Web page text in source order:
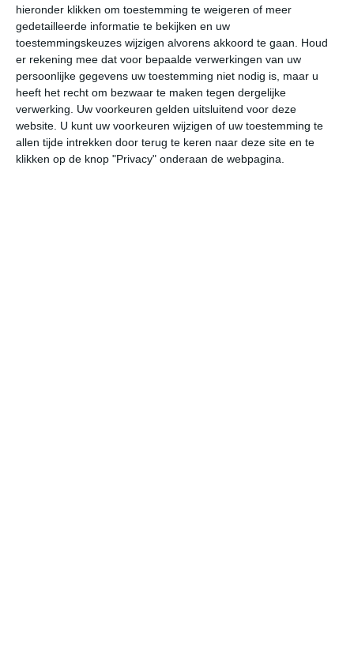
hieronder klikken om toestemming te weigeren of meer
gedetailleerde informatie te bekijken en uw
toestemmingskeuzes wijzigen alvorens akkoord te gaan.
Houd
er rekening mee dat voor bepaalde verwerkingen van uw
persoonlijke gegevens uw toestemming niet nodig is, maar u
heeft het recht om bezwaar te maken tegen dergelijke
verwerking. Uw voorkeuren gelden uitsluitend voor deze
website. U kunt uw voorkeuren wijzigen of uw toestemming te
allen tijde intrekken door terug te keren naar deze site en te
klikken op de knop "Privacy" onderaan de webpagina.
10°C 13°C 19°C
05:00 08:00 11:00 14:00 17:00
05:00 08:00 11:00 14:00 17:00